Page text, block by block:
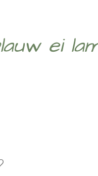
ei